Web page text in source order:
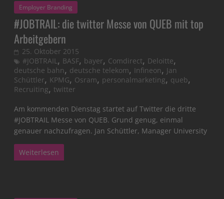
Employer Branding
#JOBTRAIL: die twitter Messe von QUEB mit top
Arbeitgebern
25. Oktober 2015
#JOBTRAIL , BASF, bayer, Comdirect, Deloitte,
deutsche bahn, deutsche telekom, Infineon, Jan
Schüttler, KPMG, Osram, personalmarketing, queb,
Recruiting,twitter
Am kommenden Dienstag startet auf Twitter die dritte
#JOBTRAIL Messe von QUEB. Grund genug, einmal
genauer nachzufragen. Jan Schüttler, Manager University
Weiterlesen